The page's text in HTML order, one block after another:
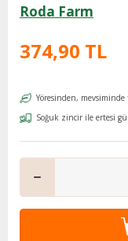
Roda Farm
374,90 TL
Yöresinden,
Soğuk zincir ile ertesi